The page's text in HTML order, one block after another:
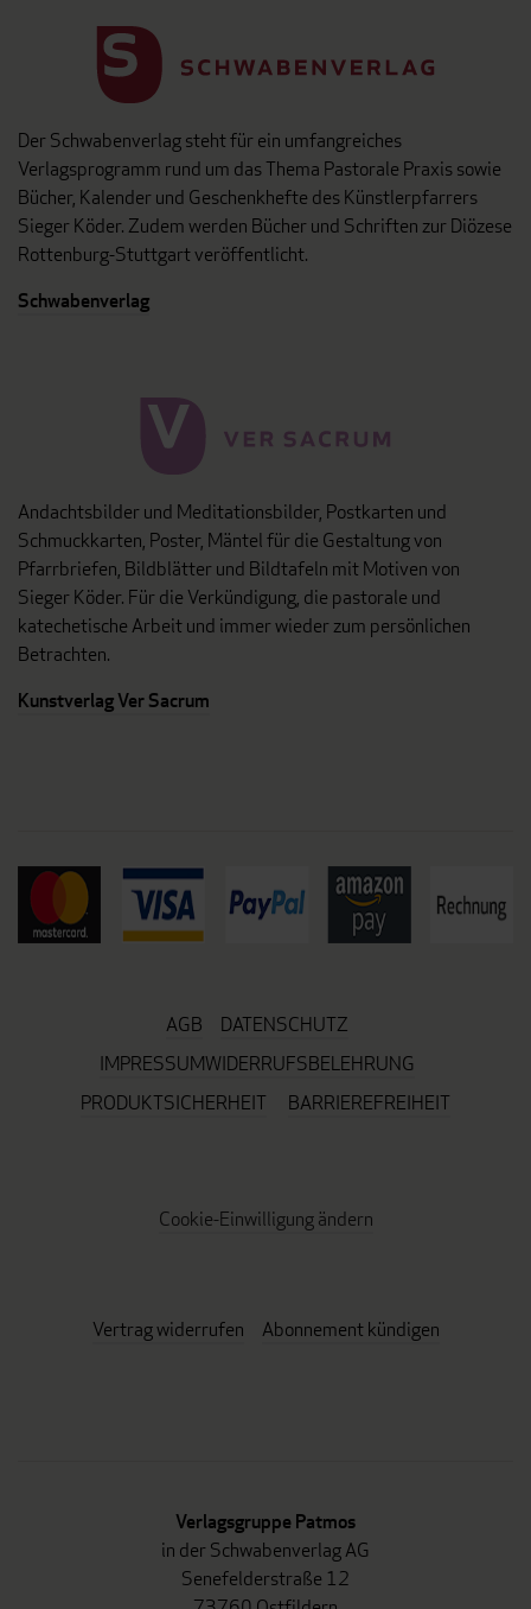
Der Schwabenverlag steht für ein umfangreiches
Verlagsprogramm rund um das Thema Pastorale Praxis sowie
Bücher, Kalender und Geschenkhefte des Künstlerpfarrers
Sieger Köder. Zudem werden Bücher und Schriften zur Diözese
Rottenburg-Stuttgart veröffentlicht.
Schwabenverlag
Andachtsbilder und Meditationsbilder, Postkarten und
Schmuckkarten, Poster, Mäntel für die Gestaltung von
Pfarrbriefen, Bildblätter und Bildtafeln mit Motiven von
Sieger Köder. Für die Verkündigung, die pastorale und
katechetische Arbeit und immer wieder zum persönlichen
Betrachten.
Kunstverlag Ver Sacrum
AGB
DATENSCHUTZ
IMPRESSUMWIDERRUFSBELEHRUNG
PRODUKTSICHERHEIT
BARRIEREFREIHEIT
Cookie-Einwilligung ändern
Vertrag widerrufen Abonnement kündigen
Verlagsgruppe Patmos
in der Schwabenverlag AG
Senefelderstraße 12